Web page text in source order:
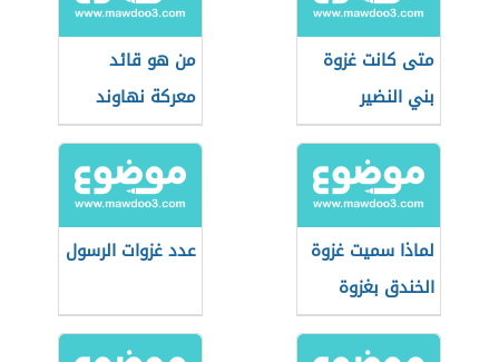
متى كانت غزوة
بني النضير
من هو قائد
معركة نهاوند
لماذا سميت غزوة
الخندق بغزوة
الأحزاب
عدد غزوات الرسول